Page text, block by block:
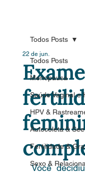
Todos Posts
Menopausa
Saúde Vaginal e
HPV &
Autocoleta &
Fertilidade &
Sexo &
Todos Posts
22 de jun.
Você